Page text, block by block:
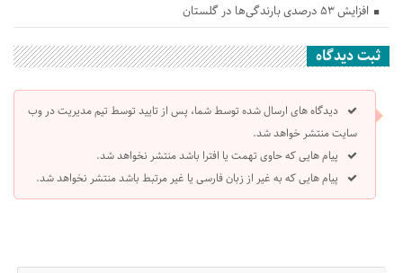
افزایش ۵۳ درصدی بارندگی‌ها در گلستان
ثبت دیدگاه
دیدگاه های ارسال شده توسط شما، پس از تایید توسط تیم مدیریت در وب
سایت منتشر خواهد شد.
پیام هایی که حاوی تهمت یا افترا باشد منتشر نخواهد شد.
پیام هایی که به غیر از زبان فارسی یا غیر مرتبط باشد منتشر نخواهد شد.